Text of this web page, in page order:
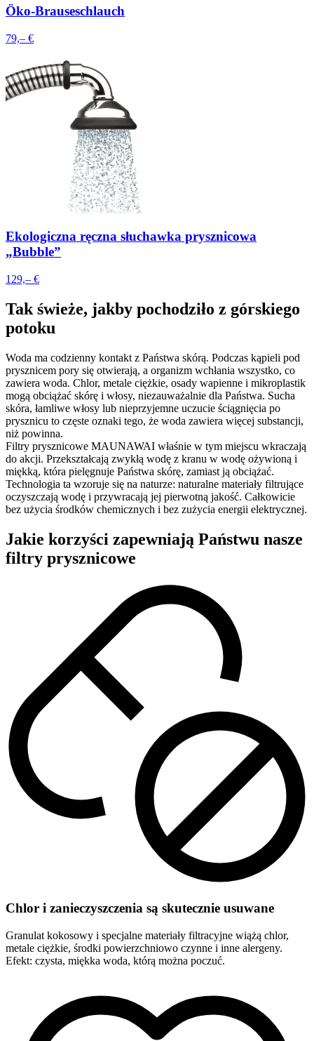
Öko-Brauseschlauch
79,– €
Ekologiczna ręczna słuchawka prysznicowa
„Bubble”
129,– €
Tak świeże, jakby pochodziło z górskiego
potoku
Woda ma codzienny kontakt z Państwa skórą. Podczas kąpieli pod
prysznicem pory się otwierają, a organizm wchłania wszystko, co
zawiera woda. Chlor, metale ciężkie, osady wapienne i mikroplastik
mogą obciążać skórę i włosy, niezauważalnie dla Państwa. Sucha
skóra, łamliwe włosy lub nieprzyjemne uczucie ściągnięcia po
prysznicu to częste oznaki tego, że woda zawiera więcej substancji,
niż powinna.
Filtry prysznicowe MAUNAWAI właśnie w tym miejscu wkraczają
do akcji. Przekształcają zwykłą wodę z kranu w wodę ożywioną i
miękką, która pielęgnuje Państwa skórę, zamiast ją obciążać.
Technologia ta wzoruje się na naturze: naturalne materiały filtrujące
oczyszczają wodę i przywracają jej pierwotną jakość. Całkowicie
bez użycia środków chemicznych i bez zużycia energii elektrycznej.
Jakie korzyści zapewniają Państwu nasze
filtry prysznicowe
Chlor i zanieczyszczenia są skutecznie usuwane
Granulat kokosowy i specjalne materiały filtracyjne wiążą chlor,
metale ciężkie, środki powierzchniowo czynne i inne alergeny.
Efekt: czysta, miękka woda, którą można poczuć.